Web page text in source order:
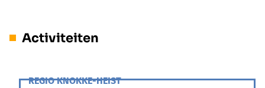
Activiteiten
REGIO KNOKKE-HEIST